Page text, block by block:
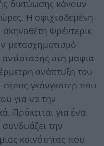
δικτύωσης κάνουν
Η σφιχτοδεμένη
Φρέντερικ
μετασχηματισμό
στη μαφία
ανάπτυξη του
στους γκάνγκστερ που
για να την
Πρόκειται για ένα
την
κοινότητας που